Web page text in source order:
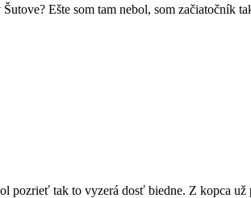
Ešte som tam nebol, som začiatočník
pozrieť tak to vyzerá dosť biedne. Z kopca už